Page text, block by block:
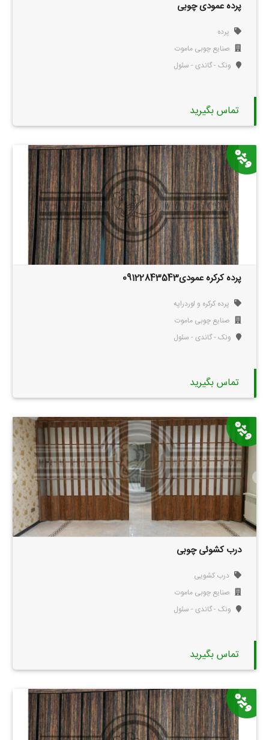
پرده عمودی چوبی
پرده
صنایع چوبی ماموت
ونک - گاندی - سئول
تماس بگیرید
پرده کرکره عمودی09122843543
پرده کرکره و لوردراپه
صنایع چوبی ماموت
ونک - گاندی - سئول
تماس بگیرید
درب کشوئی چوبی
درب کشویی
صنایع چوبی ماموت
ونک - گاندی - سئول
تماس بگیرید